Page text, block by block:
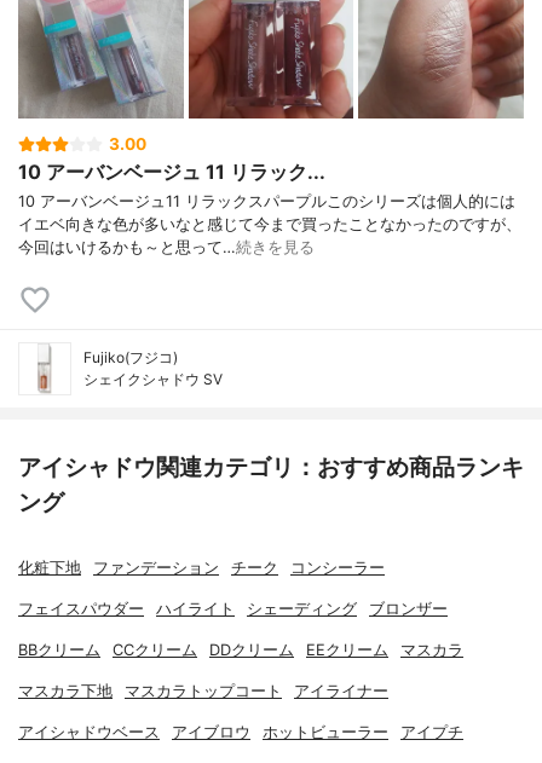
3.00
10 アーバンベージュ 11 リラック...
10 アーバンベージュ11 リラックスパープルこのシリーズは個人的には
イエベ向きな色が多いなと感じて今まで買ったことなかったのですが、
今回はいけるかも～と思って…続きを見る
Fujiko(フジコ)
シェイクシャドウ SV
アイシャドウ関連カテゴリ：おすすめ商品ランキ
ング
化粧下地 ファンデーション チーク コンシーラー
フェイスパウダー ハイライト シェーディング ブロンザー
BBクリーム CCクリーム DDクリーム EEクリーム マスカラ
マスカラ下地 マスカラトップコート アイライナー
アイシャドウベース アイブロウ ホットビューラー アイプチ